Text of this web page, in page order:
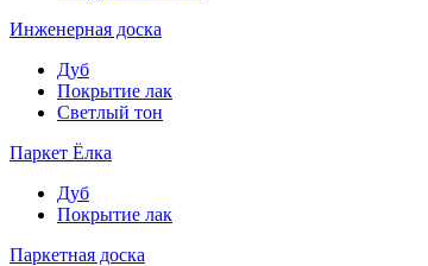
Инженерная доска
Дуб
Покрытие лак
Светлый тон
Паркет Ёлка
Дуб
Покрытие лак
Паркетная доска